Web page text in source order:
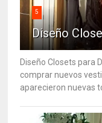
5
Diseño
Diseño Closets para
comprar nuevos
aparecieron nuevas